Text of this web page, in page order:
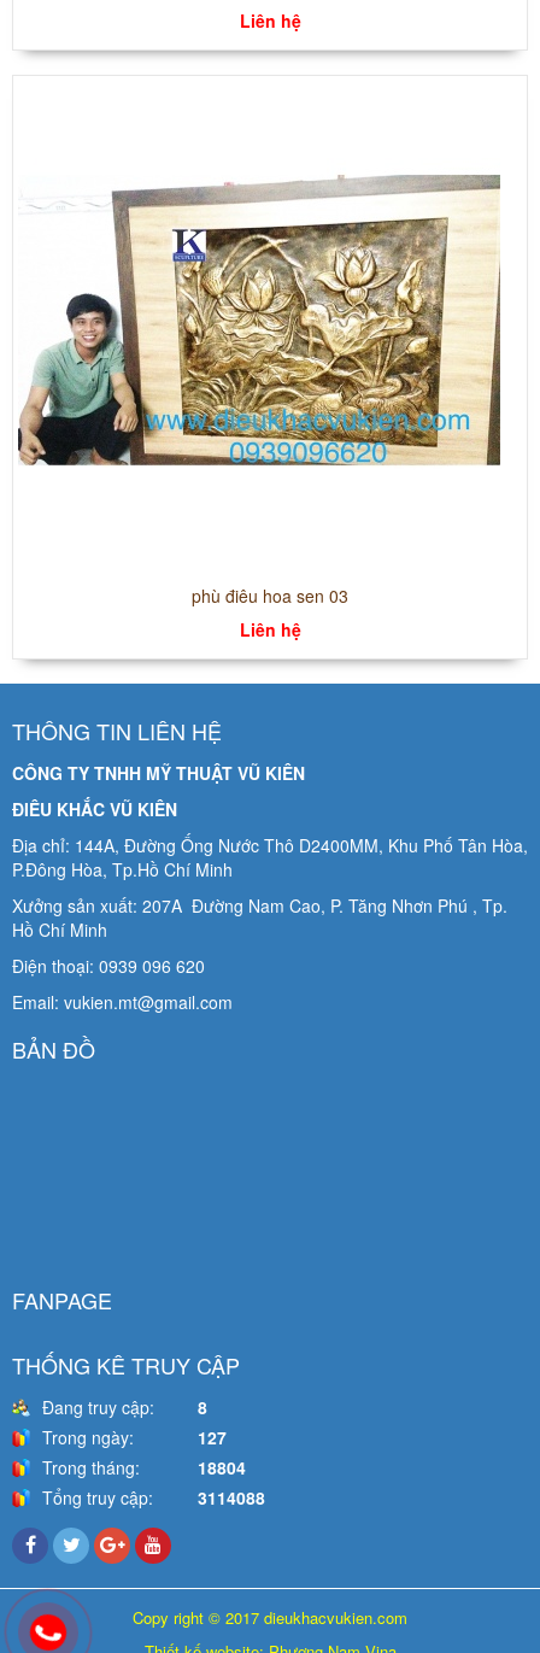
Liên hệ
phù điêu hoa sen 03
Liên hệ
THÔNG TIN LIÊN HỆ
CÔNG TY TNHH MỸ THUẬT VŨ KIÊN
ĐIÊU KHẮC VŨ KIÊN
Địa chỉ: 144A, Đường Ống Nước Thô D2400MM, Khu Phố Tân Hòa,
P.Đông Hòa, Tp.Hồ Chí Minh
Xưởng sản xuất: 207A Đường Nam Cao, P. Tăng Nhơn Phú , Tp.
Hồ Chí Minh
Điện thoại: 0939 096 620
Email: vukien.mt@gmail.com
BẢN ĐỒ
FANPAGE
THỐNG KÊ TRUY CẬP
Đang truy cập:
8
Trong ngày:
127
Trong tháng:
18804
Tổng truy cập:
3114088
Copy right © 2017 dieukhacvukien.com